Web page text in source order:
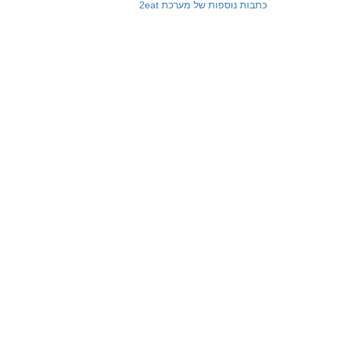
כתבות נוספות של מערכת 2eat